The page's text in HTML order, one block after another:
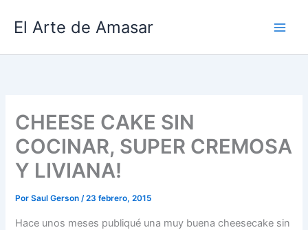
El Arte de Amasar
CHEESE CAKE SIN
COCINAR, SUPER CREMOSA
Y LIVIANA!
PorSaul Gerson/23 febrero, 2015
Hace unos meses publiqué una muy buena cheesecake sin